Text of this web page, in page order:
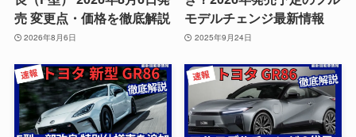
売 変更点・価格を徹底解説
2026年8月6日
モデルチェンジ最新情報
2025年9月24日